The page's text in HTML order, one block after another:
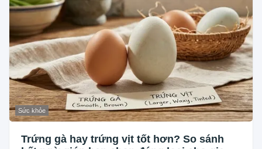
Sức khỏe
Trứng gà hay trứng vịt tốt hơn? So sánh